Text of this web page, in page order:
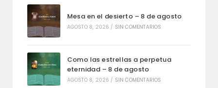
Mesa en el desierto – 8 de agosto
AGOSTO 8, 2026 / SIN COMENTARIOS
Como las estrellas a perpetua
eternidad – 8 de agosto
AGOSTO 8, 2026 / SIN COMENTARIOS